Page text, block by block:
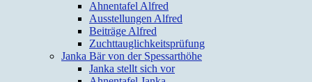
Ahnentafel Alfred
Ausstellungen Alfred
Beiträge Alfred
Zuchttauglichkeitsprüfung
Janka Bär von der Spessarthöhe
Janka stellt sich vor